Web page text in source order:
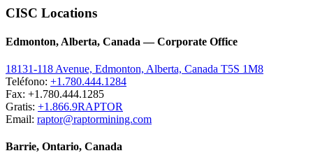
CISC Locations
Edmonton, Alberta, Canada — Corporate Office
18131-118 Avenue, Edmonton, Alberta, Canada T5S 1M8
Teléfono: +1.780.444.1284
Fax: +1.780.444.1285
Gratis: +1.866.9RAPTOR
Email: raptor@raptormining.com
Barrie, Ontario, Canada